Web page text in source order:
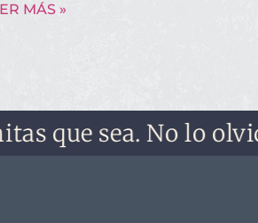
MÁS »
sea. No lo olvides,